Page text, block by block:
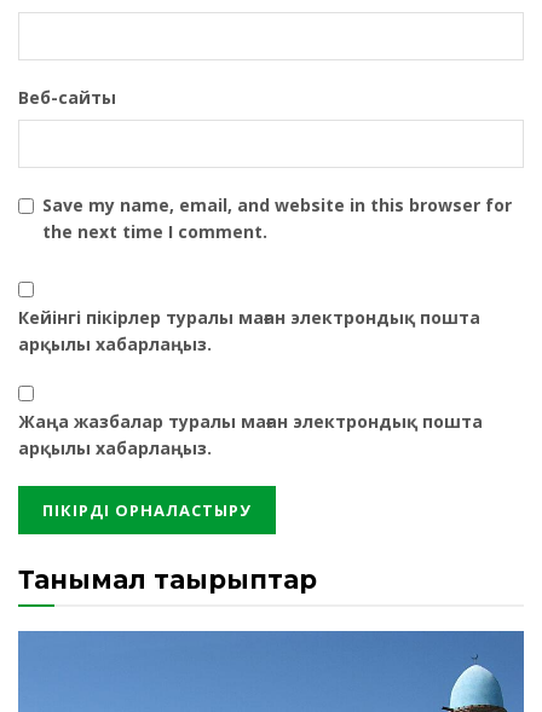
Веб-сайты
Save my name, email, and website in this browser for
the next time I comment.
Кейінгі пікірлер туралы маған электрондық пошта
арқылы хабарлаңыз.
Жаңа жазбалар туралы маған электрондық пошта
арқылы хабарлаңыз.
Танымал тақырыптар